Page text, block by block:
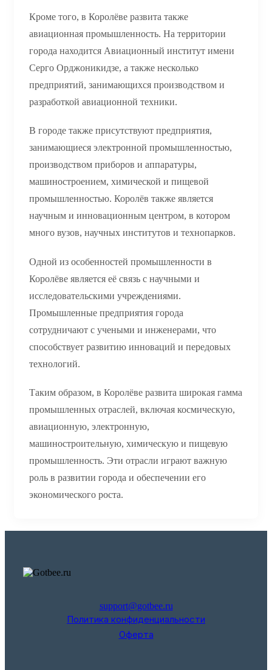
Кроме того, в Королёве развита также
авиационная промышленность. На территории
города находится Авиационный институт имени
Серго Орджоникидзе, а также несколько
предприятий, занимающихся производством и
разработкой авиационной техники.
В городе также присутствуют предприятия,
занимающиеся электронной промышленностью,
производством приборов и аппаратуры,
машиностроением, химической и пищевой
промышленностью. Королёв также является
научным и инновационным центром, в котором
много вузов, научных институтов и технопарков.
Одной из особенностей промышленности в
Королёве является её связь с научными и
исследовательскими учреждениями.
Промышленные предприятия города
сотрудничают с учеными и инженерами, что
способствует развитию инноваций и передовых
технологий.
Таким образом, в Королёве развита широкая гамма
промышленных отраслей, включая космическую,
авиационную, электронную,
машиностроительную, химическую и пищевую
промышленность. Эти отрасли играют важную
роль в развитии города и обеспечении его
экономического роста.
support@gotbee.ru
Политика конфиденциальности
Оферта